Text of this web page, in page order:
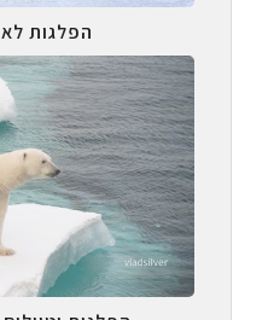
הפלגות